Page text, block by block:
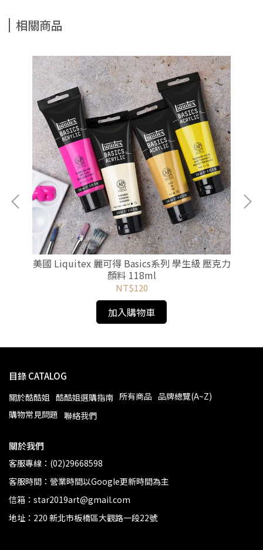
相關商品
美國 Liquitex 麗可得 Basics系列 學生級 壓克力
顏料 118ml
NT$120
加入購物車
目錄 CATALOG
關於酷酷姐 酷酷姐選購指南 所有商品 品牌總覽(A~Z)
購物常見問題 聯絡我們
關於我們
客服專線：(02)29668598
客服時間：營業時間以Google更新時間為主
信箱：star2019art@gmail.com
地址：220 新北市板橋區大觀路一段22號